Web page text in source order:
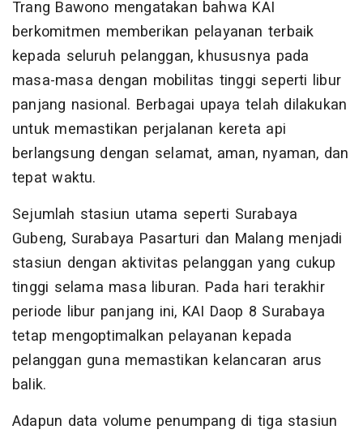
Trang Bawono mengatakan bahwa KAI
berkomitmen memberikan pelayanan terbaik
kepada seluruh pelanggan, khususnya pada
masa-masa dengan mobilitas tinggi seperti libur
panjang nasional. Berbagai upaya telah dilakukan
untuk memastikan perjalanan kereta api
berlangsung dengan selamat, aman, nyaman, dan
tepat waktu.
Sejumlah stasiun utama seperti Surabaya
Gubeng, Surabaya Pasarturi dan Malang menjadi
stasiun dengan aktivitas pelanggan yang cukup
tinggi selama masa liburan. Pada hari terakhir
periode libur panjang ini, KAI Daop 8 Surabaya
tetap mengoptimalkan pelayanan kepada
pelanggan guna memastikan kelancaran arus
balik.
Adapun data volume penumpang di tiga stasiun